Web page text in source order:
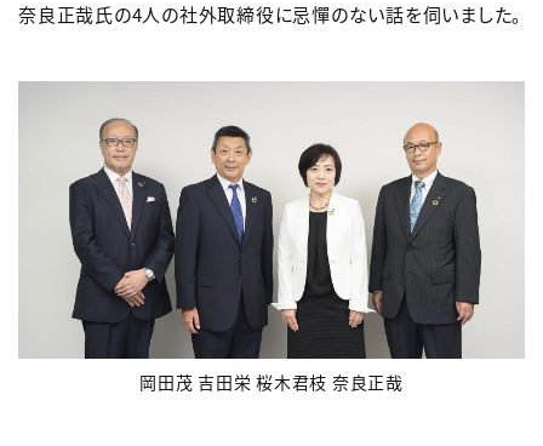
奈良正哉氏の4人の社外取締役に忌憚のない話を伺いました。
岡田茂 吉田栄 桜木君枝 奈良正哉